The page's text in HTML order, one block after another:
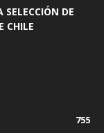
SELECCIÓN DE
CHILE
755